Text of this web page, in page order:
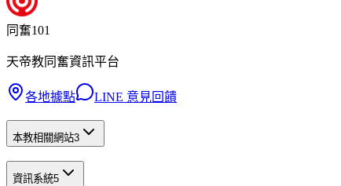
同奮101
天帝教同奮資訊平台
各地據點 LINE 意見回饋
本教相關網站3
資訊系統5